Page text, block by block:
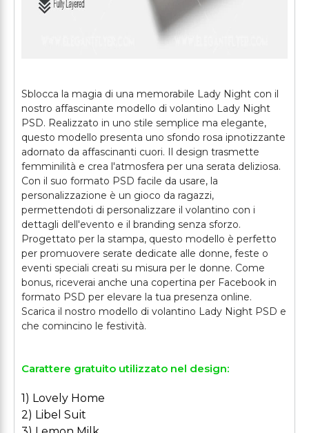
Sblocca la magia di una memorabile Lady Night con il
nostro affascinante modello di volantino Lady Night
PSD. Realizzato in uno stile semplice ma elegante,
questo modello presenta uno sfondo rosa ipnotizzante
adornato da affascinanti cuori. Il design trasmette
femminilità e crea l'atmosfera per una serata deliziosa.
Con il suo formato PSD facile da usare, la
personalizzazione è un gioco da ragazzi,
permettendoti di personalizzare il volantino con i
dettagli dell'evento e il branding senza sforzo.
Progettato per la stampa, questo modello è perfetto
per promuovere serate dedicate alle donne, feste o
eventi speciali creati su misura per le donne. Come
bonus, riceverai anche una copertina per Facebook in
formato PSD per elevare la tua presenza online.
Scarica il nostro modello di volantino Lady Night PSD e
Carattere gratuito utilizzato nel design:
1) Lovely Home
2) Libel Suit